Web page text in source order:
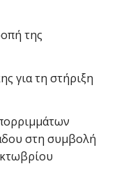
της
για τη στήριξη
στη συμβολή